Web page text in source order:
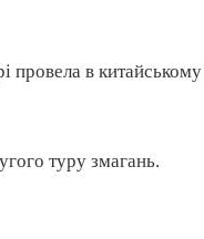
в китайському
туру змагань.